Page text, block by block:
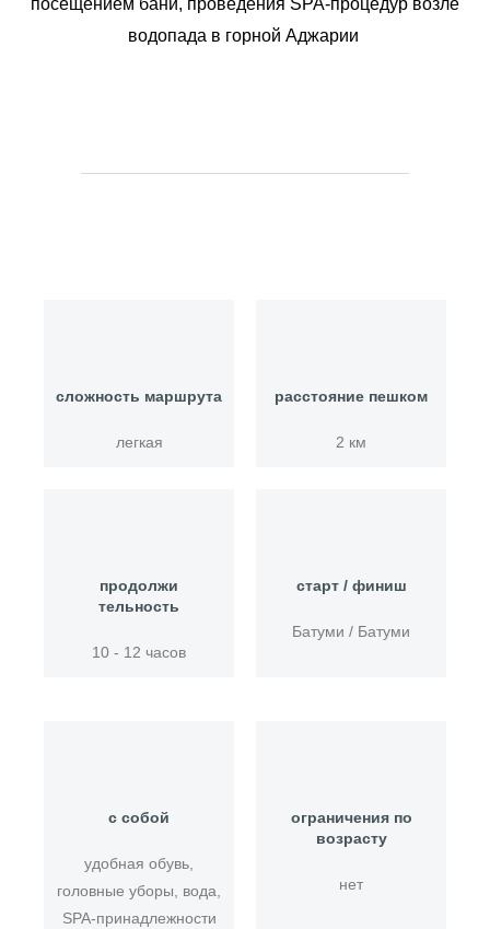
посещением бани, проведения SPA-процедур возле
водопада в горной Аджарии
сложность маршрута
легкая
расстояние пешком
2 км
продолжи
тельность
10 - 12 часов
старт / финиш
Батуми / Батуми
с собой
удобная обувь,
головные уборы, вода,
SPA-принадлежности
ограничения по
возрасту
нет